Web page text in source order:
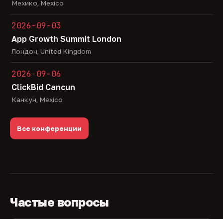
Мехико, Mexico
2026-09-03
App Growth Summit London
Лондон, United Kingdom
2026-09-06
ClickBid Cancun
Канкун, Mexico
Все конференции
Частые вопросы